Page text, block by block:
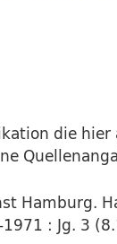
die
Hamburg.
: Jg. 3